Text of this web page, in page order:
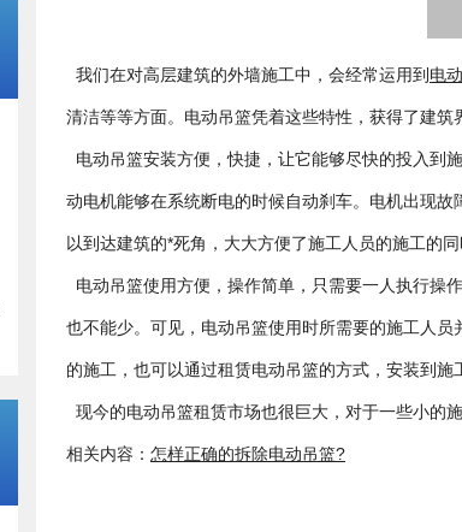
我们在对高层建筑的外墙施工中，会经常运用到 电
清洁等等方面。电动吊篮凭着这些特性，获得了建筑
电动吊篮安装方便，快捷，让它能够尽快的投入到
动电机能够在系统断电的时候自动刹车。电机出现
以到达建筑的*死角，大大方便了施工人员的施工的
电动吊篮使用方便，操作简单，只需要一人执行操
也不能少。可见，电动吊篮使用时所需要的施工人
的施工，也可以通过租赁电动吊篮的方式，安装到施
现今的电动吊篮租赁市场也很巨大，对于一些小的
相关内容： 怎样正确的拆除电动吊篮?